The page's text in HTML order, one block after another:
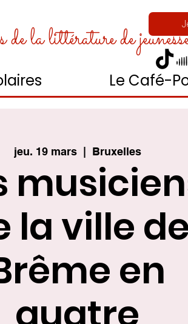
la littérature de
Le Café-
jeu. 19 mars
  |
Bruxelles
la ville de
en